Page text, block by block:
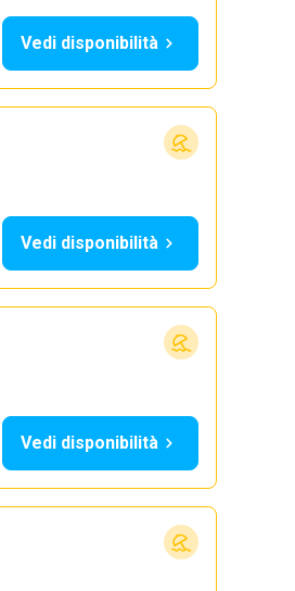
Vedi disponibilità
Vedi disponibilità
Vedi disponibilità